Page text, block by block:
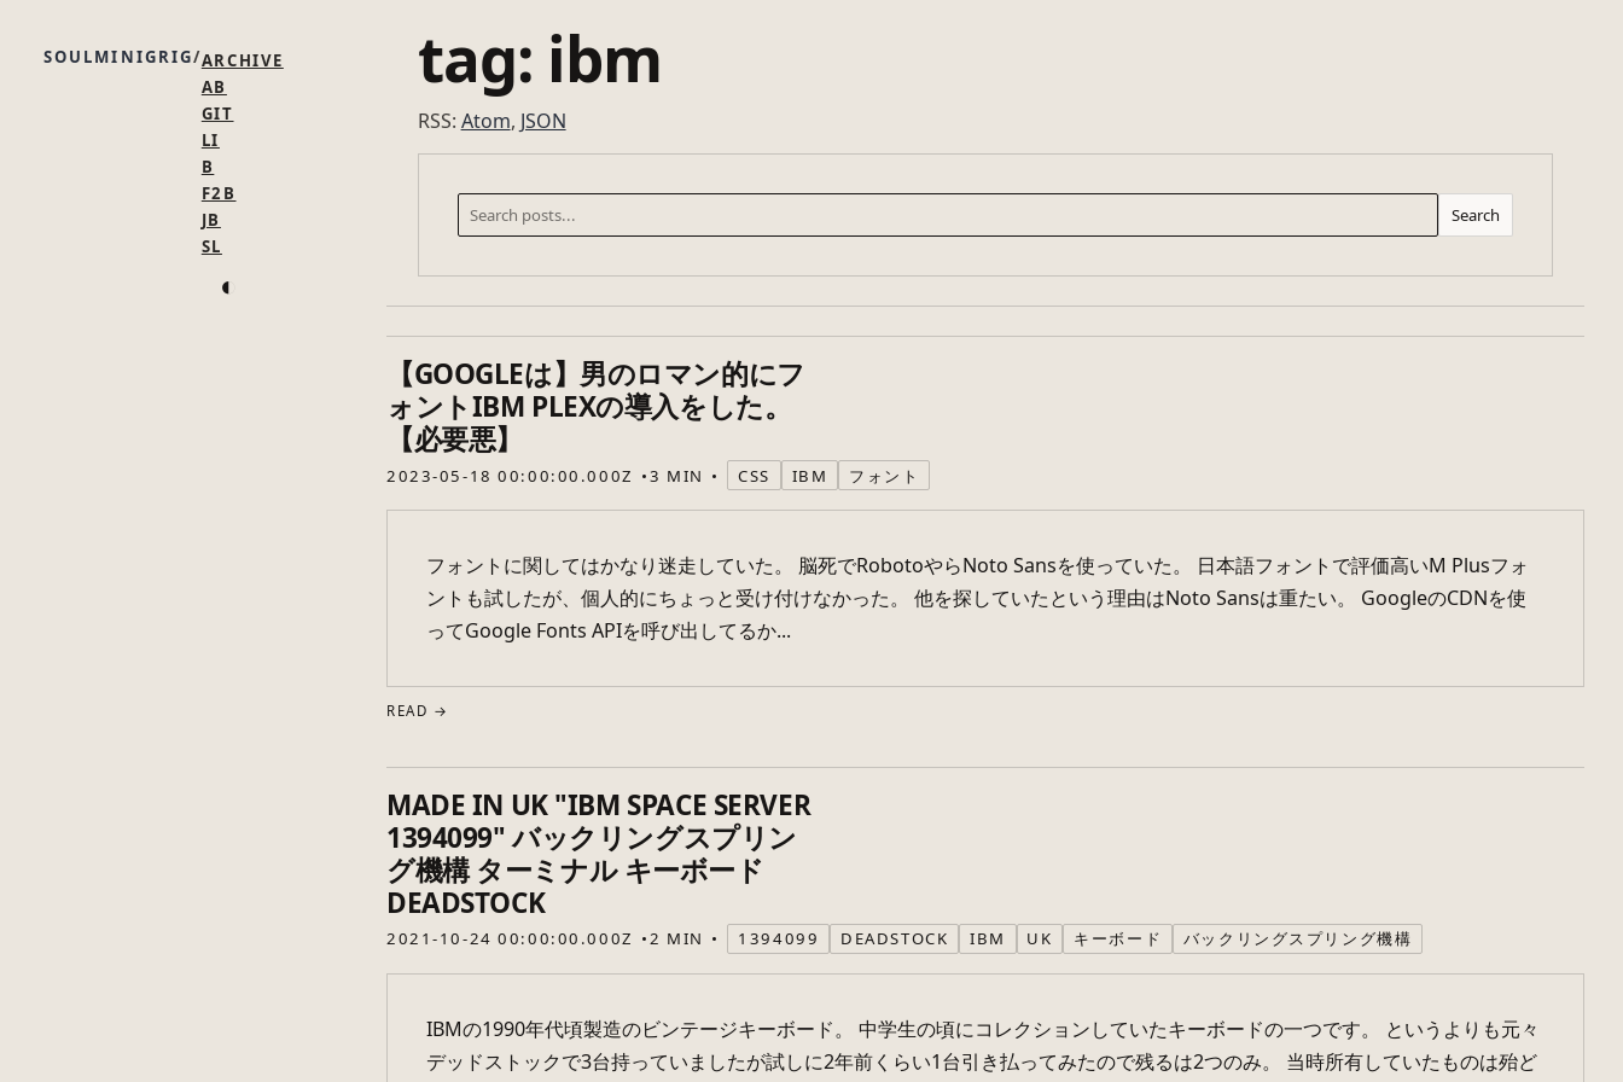
SOULMINIGRIG ARCHIVE
AB
GIT
LI
B
F2B
JB
SL
◐
tag: ibm
RSS: Atom, JSON
Search
【GOOGLEは】男のロマン的にフ
ォントIBM PLEXの導入をした。
【必要悪】
2023-05-18 00:00:00.000Z 3 MIN CSS IBM フォント
フォントに関してはかなり迷走していた。 脳死でRobotoやらNoto Sansを使っていた。 日本語フォントで評価高いM Plusフォ
ントも試したが、個人的にちょっと受け付けなかった。 他を探していたという理由はNoto Sansは重たい。 GoogleのCDNを使
ってGoogle Fonts APIを呼び出してるか...
READ →
MADE IN UK "IBM SPACE SERVER
1394099" バックリングスプリン
グ機構 ターミナル キーボード
DEADSTOCK
2021-10-24 00:00:00.000Z 2 MIN 1394099 DEADSTOCK IBM UK キーボード バックリングスプリング機構
IBMの1990年代頃製造のビンテージキーボード。 中学生の頃にコレクションしていたキーボードの一つです。 というよりも元々
デッドストックで3台持っていましたが試しに2年前くらい1台引き払ってみたので残るは2つのみ。 当時所有していたものは殆ど